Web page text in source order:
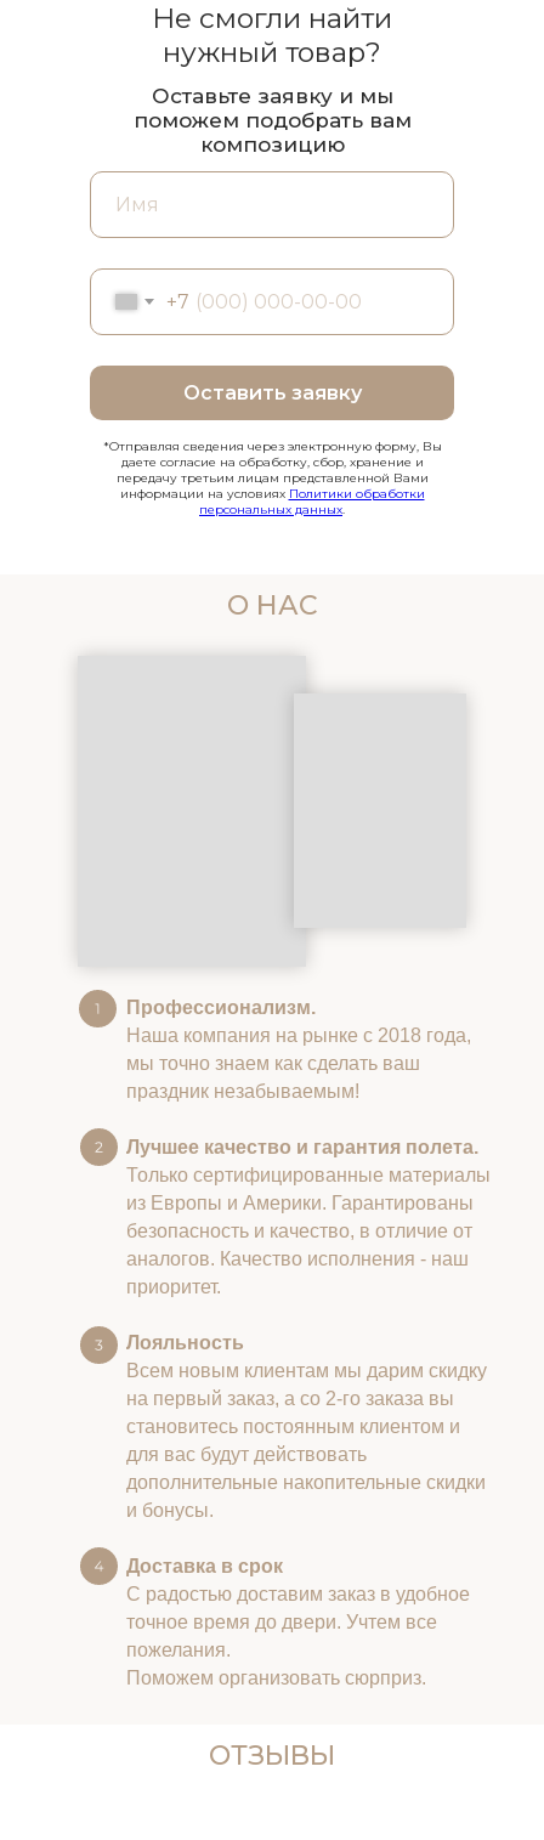
+7
Оставить заявку
Не смогли найти
нужный товар?
Оставьте заявку и мы
поможем подобрать вам
композицию
*Отправляя сведения через электронную форму, Вы
даете согласие на обработку, сбор, хранение и
передачу третьим лицам представленной Вами
информации на условиях Политики обработки
персональных данных.
О НАС
Профессионализм.
Наша компания на рынке с 2018 года,
мы точно знаем как сделать ваш
праздник незабываемым!
Лучшее качество и гарантия полета.
Только сертифицированные материалы
из Европы и Америки. Гарантированы
безопасность и качество, в отличие от
аналогов. Качество исполнения - наш
приоритет.
Лояльность
Всем новым клиентам мы дарим скидку
на первый заказ, а со 2-го заказа вы
становитесь постоянным клиентом и
для вас будут действовать
дополнительные накопительные скидки
и бонусы.
Доставка в срок
С радостью доставим заказ в удобное
точное время до двери. Учтем все
пожелания.
Поможем организовать сюрприз.
ОТЗЫВЫ